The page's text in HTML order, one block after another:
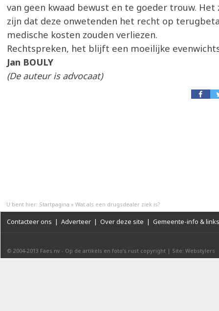
van geen kwaad bewust en te goeder trouw.
zijn dat deze onwetenden het recht op
medische kosten zouden verliezen.
Rechtspreken, het blijft een moeilijke
Jan BOULY
(De auteur is advocaat)
U bent hier: Startpagina » Wat als een drugsdealer ziek is?
Contacteer ons | Adverteer | Over deze site | Gemeente-info & links
© 2004-2013 Faes nv - Op de artikels en foto’s rust copyright | Site: Webstylers